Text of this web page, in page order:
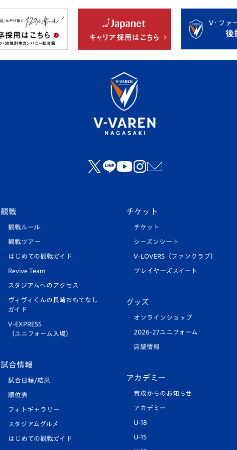
観戦
観戦ルール
観戦ツアー
はじめての観戦ガイド
Revive Team
スタジアムへのアクセス
ヴィヴィくんの長崎おもてなし
ガイド
V-EXPRESS
（ユニフォーム入場）
試合情報
試合日程/結果
順位表
フォトギャラリー
スタジアムグルメ
はじめての観戦ガイド
チケット
チケット
シーズンシート
V-LOVERS（ファンクラブ）
プレイヤーズスイート
グッズ
オンラインショップ
2026-27ユニフォーム
店舗情報
アカデミー
育成からのお知らせ
アカデミー
U-18
U-15